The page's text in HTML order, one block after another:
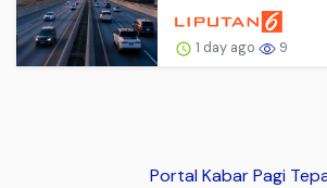
1 day ago 9
Portal Kabar Pagi